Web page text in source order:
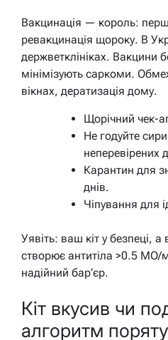
Вакцинація — король:
ревакцинація щороку. В
держветклініках. Вакцини
мінімізують саркоми.
вікнах, дератизація дому.
Щорічний чек-
Не годуйте
неперевірених
Карантин для
днів.
Чіпування для
Уявіть: ваш кіт у безпеці, а
створює антитіла >0.5 МО/
надійний бар’єр.
Кіт вкусив чи
алгоритм